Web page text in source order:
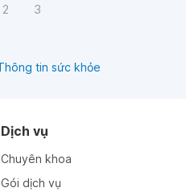
2 3
tin sức khỏe
Dịch vụ
Chuyên khoa
Gói dịch vụ